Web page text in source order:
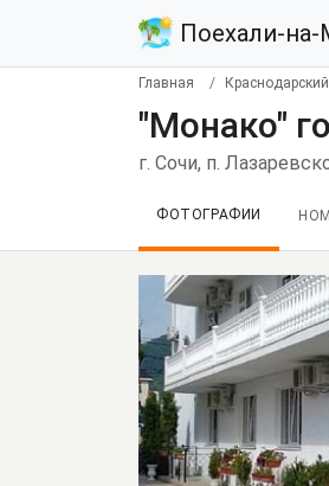
Поехали-на-
Главная
"Монако"
г. Сочи, п.
ФОТОГРАФИИ